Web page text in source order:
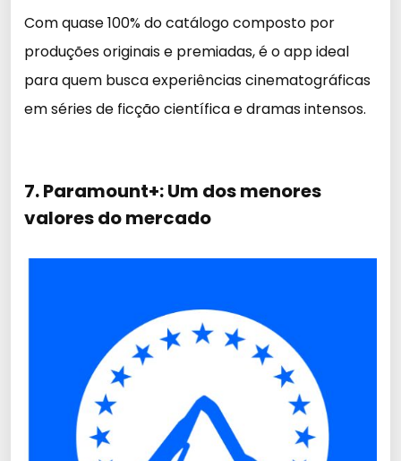
Com quase 100% do catálogo composto por
produções originais e premiadas, é o app ideal
para quem busca experiências cinematográficas
em séries de ficção científica e dramas intensos.
7. Paramount+: Um dos menores
valores do mercado